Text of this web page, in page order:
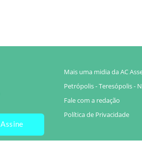
Assine
Mais uma midia da AC
Petrópolis - Teresópolis -
Fale com a redação
Política de Privacidade